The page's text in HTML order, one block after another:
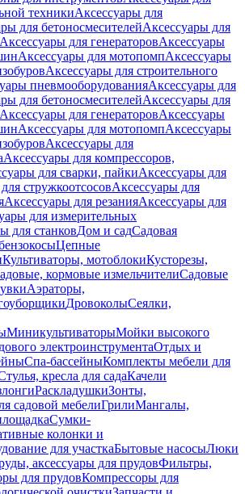
техникиАксессуары для
для бетоносмесителейАксессуары для
Аксессуары для генераторовАксессуары
Аксессуары для мотопомпАксессуары
Аксессуары для строительного
пневмооборудованияАксессуары для
для бетоносмесителейАксессуары для
Аксессуары для генераторовАксессуары
Аксессуары для мотопомпАксессуары
Аксессуары для
Аксессуары для компрессоров,
для сварки, пайкиАксессуары для
стружкоотсосовАксессуары для
Аксессуары для резанияАксессуары для
для измерительных
для станковДом и садСадовая
Цепные
Культиваторы, мотоблокиКусторезы,
кормовые измельчителиСадовые
Аэраторы,
ДровоколыСеялки,
МиникультиваторыМойки высокого
электроинструментаОтдых и
Спа-бассейныКомплекты мебели для
кресла для садаКачели
РаскладушкиЗонты,
садовой мебелиГрилиМангалы,
Сумки-
колонки и
для участкаБытовые насосыЛюки
аксессуары для прудовФильтры,
для прудовКомпрессоры для